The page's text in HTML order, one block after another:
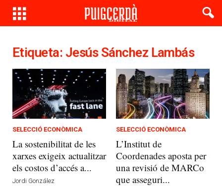
Etiqueta: Jesús Sánchez Lambás
SELECCIÓ ECONÒMICA
La sostenibilitat de les
xarxes exigeix actualitzar
els costos d’accés a...
Jordi González
SELECCIÓ ECONÒMICA
L’Institut de
Coordenades aposta per
una revisió de MARCo
que asseguri...